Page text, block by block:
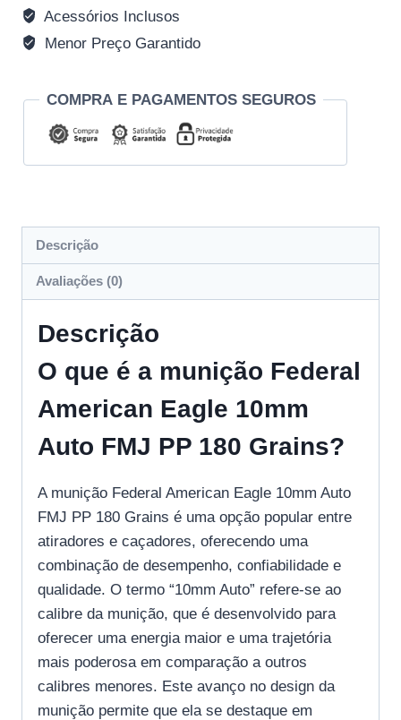
Acessórios Inclusos
Menor Preço Garantido
COMPRA E PAGAMENTOS SEGUROS
Descrição
Avaliações (0)
Descrição
O que é a munição Federal
American Eagle 10mm
Auto FMJ PP 180 Grains?
A munição Federal American Eagle 10mm Auto
FMJ PP 180 Grains é uma opção popular entre
atiradores e caçadores, oferecendo uma
combinação de desempenho, confiabilidade e
qualidade. O termo “10mm Auto” refere-se ao
calibre da munição, que é desenvolvido para
oferecer uma energia maior e uma trajetória
mais poderosa em comparação a outros
calibres menores. Este avanço no design da
munição permite que ela se destaque em